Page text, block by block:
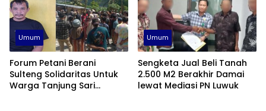
Umum
Forum Petani Berani
Sulteng Solidaritas Untuk
Warga Tanjung Sari
Umum
Sengketa Jual Beli Tanah
2.500 M2 Berakhir Damai
lewat Mediasi PN Luwuk